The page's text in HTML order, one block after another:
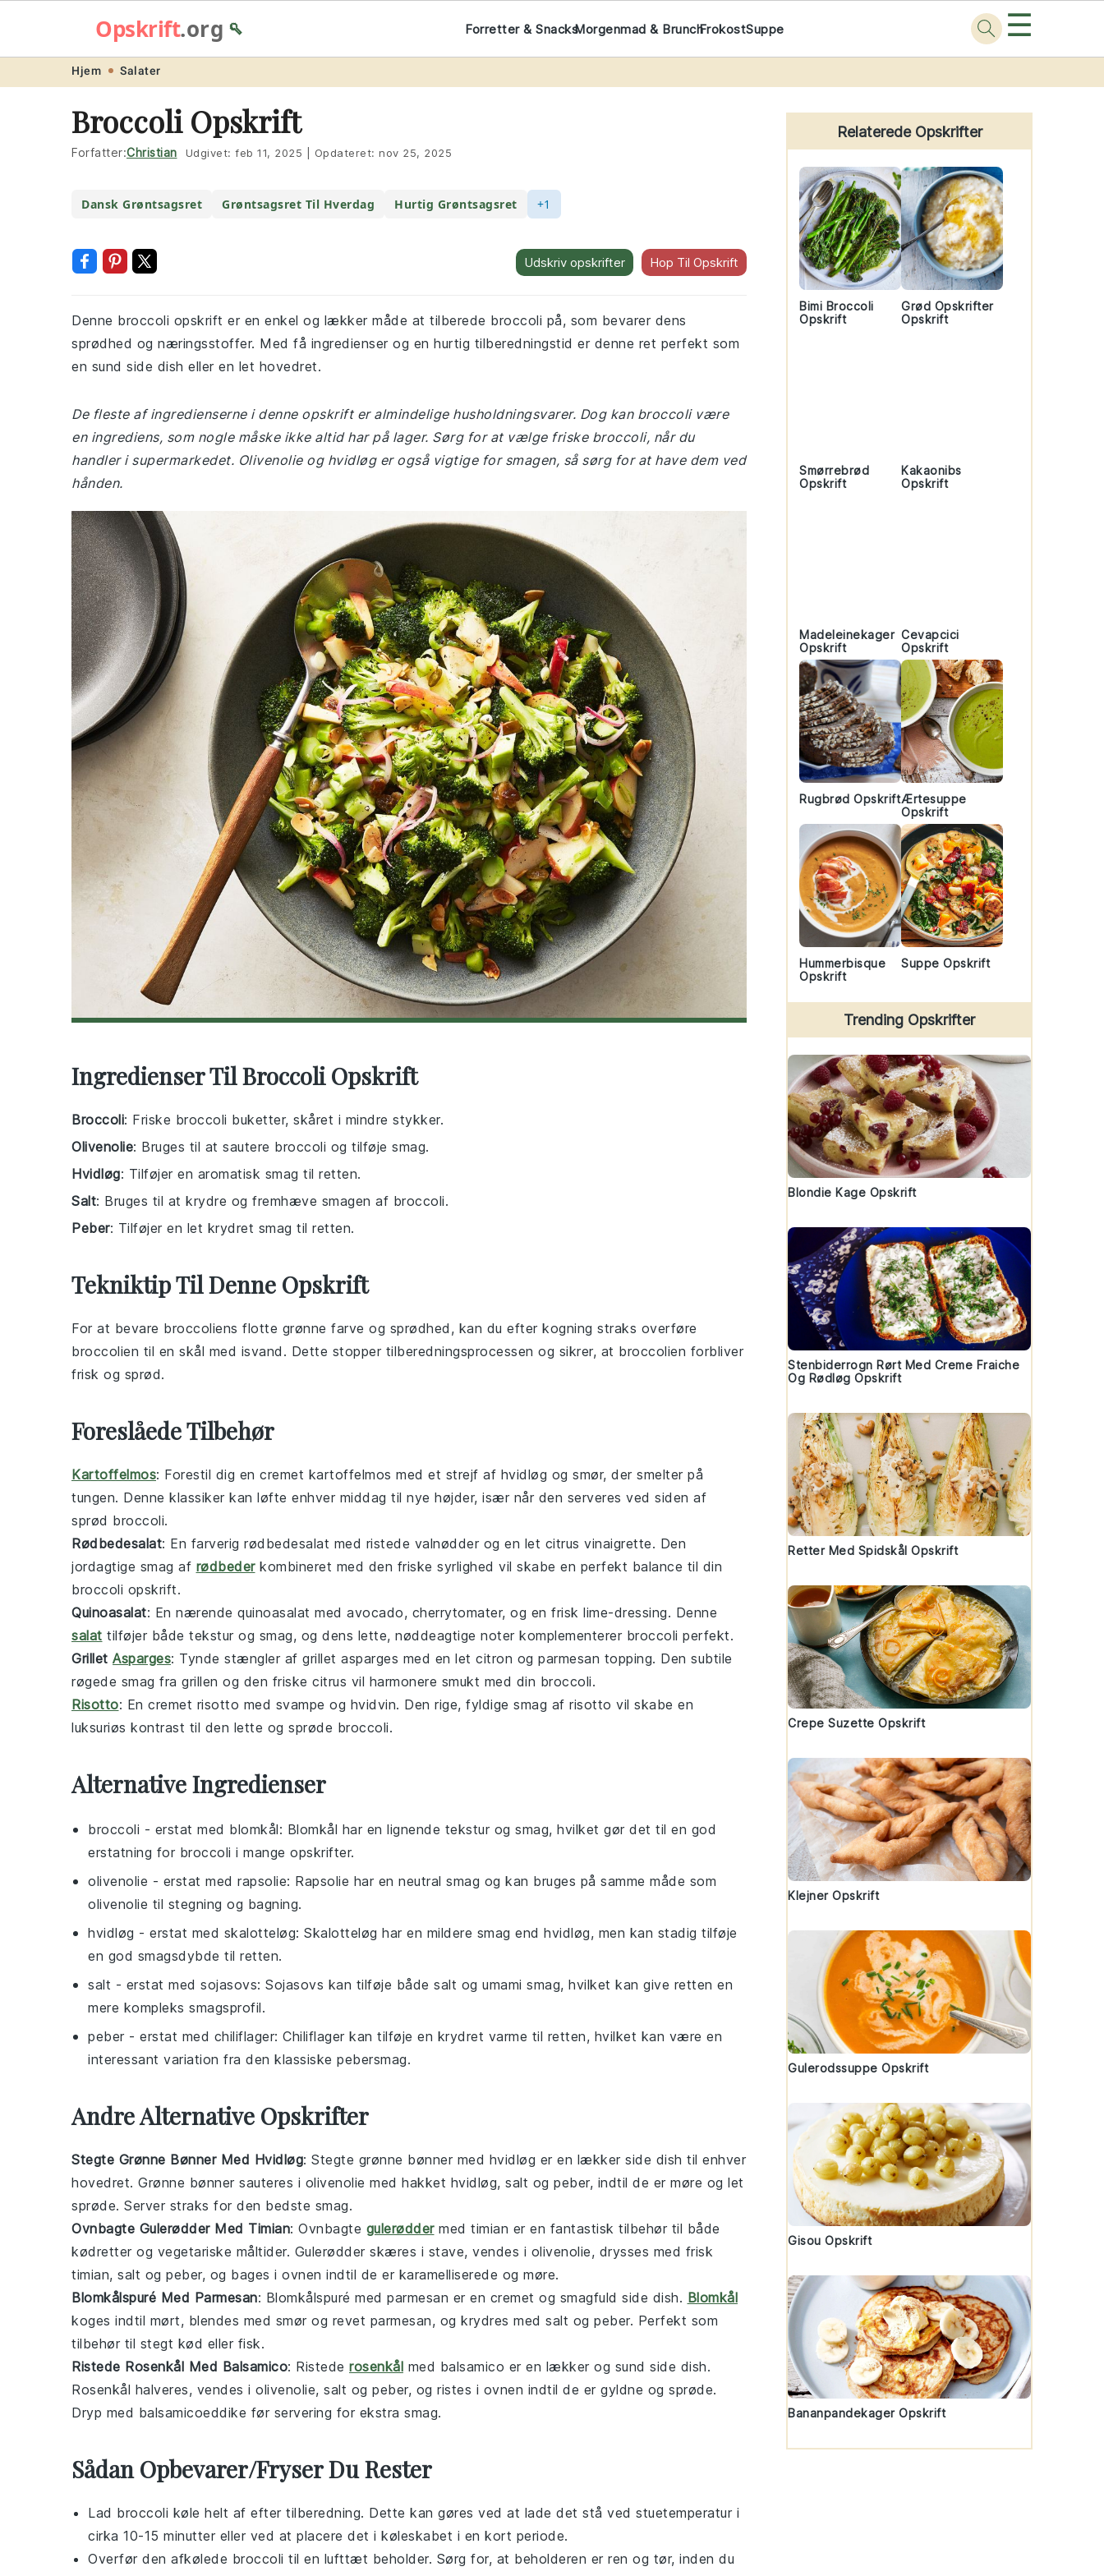
navigation
content
Opskrift.org🥄 Forretter & SnacksMorgenmad & BrunchFrokostSuppe ☰
Hjem Salater
Broccoli Opskrift
Forfatter:Christian Udgivet: feb 11, 2025 Opdateret: nov 25, 2025
Dansk Grøntsagsret Grøntsagsret Til Hverdag Hurtig Grøntsagsret +1
Udskriv opskrifter Hop Til Opskrift
Denne broccoli opskrift er en enkel og lækker måde at tilberede broccoli på, som bevarer dens
sprødhed og næringsstoffer. Med få ingredienser og en hurtig tilberedningstid er denne ret perfekt som
en sund side dish eller en let hovedret.
De fleste af ingredienserne i denne opskrift er almindelige husholdningsvarer. Dog kan broccoli være
en ingrediens, som nogle måske ikke altid har på lager. Sørg for at vælge friske broccoli, når du
handler i supermarkedet. Olivenolie og hvidløg er også vigtige for smagen, så sørg for at have dem ved
hånden.
Ingredienser Til Broccoli Opskrift
Broccoli: Friske broccoli buketter, skåret i mindre stykker.
Olivenolie: Bruges til at sautere broccoli og tilføje smag.
Hvidløg: Tilføjer en aromatisk smag til retten.
Salt: Bruges til at krydre og fremhæve smagen af broccoli.
Peber: Tilføjer en let krydret smag til retten.
Tekniktip Til Denne Opskrift
For at bevare broccoliens flotte grønne farve og sprødhed, kan du efter kogning straks overføre
broccolien til en skål med isvand. Dette stopper tilberedningsprocessen og sikrer, at broccolien forbliver
frisk og sprød.
Foreslåede Tilbehør
Kartoffelmos: Forestil dig en cremet kartoffelmos med et strejf af hvidløg og smør, der smelter på
tungen. Denne klassiker kan løfte enhver middag til nye højder, især når den serveres ved siden af
sprød broccoli.
Rødbedesalat: En farverig rødbedesalat med ristede valnødder og en let citrus vinaigrette. Den
jordagtige smag af rødbederkombineret med den friske syrlighed vil skabe en perfekt balance til din
broccoli opskrift.
Quinoasalat: En nærende quinoasalat med avocado, cherrytomater, og en frisk lime-dressing. Denne
salat tilføjer både tekstur og smag, og dens lette, nøddeagtige noter komplementerer broccoli perfekt.
Grillet Asparges: Tynde stængler af grillet asparges med en let citron og parmesan topping. Den subtile
røgede smag fra grillen og den friske citrus vil harmonere smukt med din broccoli.
Risotto: En cremet risotto med svampe og hvidvin. Den rige, fyldige smag af risotto vil skabe en
luksuriøs kontrast til den lette og sprøde broccoli.
Alternative Ingredienser
broccoli - erstat med blomkål: Blomkål har en lignende tekstur og smag, hvilket gør det til en god
erstatning for broccoli i mange opskrifter.
olivenolie - erstat med rapsolie: Rapsolie har en neutral smag og kan bruges på samme måde som
olivenolie til stegning og bagning.
hvidløg - erstat med skalotteløg: Skalotteløg har en mildere smag end hvidløg, men kan stadig tilføje
en god smagsdybde til retten.
salt - erstat med sojasovs: Sojasovs kan tilføje både salt og umami smag, hvilket kan give retten en
mere kompleks smagsprofil.
peber - erstat med chiliflager: Chiliflager kan tilføje en krydret varme til retten, hvilket kan være en
interessant variation fra den klassiske pebersmag.
Andre Alternative Opskrifter
Stegte Grønne Bønner Med Hvidløg: Stegte grønne bønner med hvidløg er en lækker side dish til enhver
hovedret. Grønne bønner sauteres i olivenolie med hakket hvidløg, salt og peber, indtil de er møre og let
sprøde. Server straks for den bedste smag.
Ovnbagte Gulerødder Med Timian: Ovnbagte gulerøddermed timian er en fantastisk tilbehør til både
kødretter og vegetariske måltider. Gulerødder skæres i stave, vendes i olivenolie, drysses med frisk
timian, salt og peber, og bages i ovnen indtil de er karamelliserede og møre.
Blomkålspuré Med Parmesan: Blomkålspuré med parmesan er en cremet og smagfuld side dish. Blomkål
koges indtil mørt, blendes med smør og revet parmesan, og krydres med salt og peber. Perfekt som
tilbehør til stegt kød eller fisk.
Ristede Rosenkål Med Balsamico: Ristede rosenkål med balsamico er en lækker og sund side dish.
Rosenkål halveres, vendes i olivenolie, salt og peber, og ristes i ovnen indtil de er gyldne og sprøde.
Dryp med balsamicoeddike før servering for ekstra smag.
Sådan Opbevarer/Fryser Du Rester
Lad broccoli køle helt af efter tilberedning. Dette kan gøres ved at lade det stå ved stuetemperatur i
cirka 10-15 minutter eller ved at placere det i køleskabet i en kort periode.
Overfør den afkølede broccoli til en lufttæt beholder. Sørg for, at beholderen er ren og tør, inden du
Primary
Sidebar
Relaterede Opskrifter
Bimi Broccoli
Opskrift
Grød Opskrifter
Opskrift
Smørrebrød
Opskrift
Kakaonibs
Opskrift
Madeleinekager
Opskrift
Cevapcici
Opskrift
Rugbrød OpskriftÆrtesuppe
Opskrift
Hummerbisque
Opskrift
Suppe Opskrift
Trending Opskrifter
Blondie Kage Opskrift
Stenbiderrogn Rørt Med Creme Fraiche
Og Rødløg Opskrift
Retter Med Spidskål Opskrift
Crepe Suzette Opskrift
Klejner Opskrift
Gulerodssuppe Opskrift
Gisou Opskrift
Bananpandekager Opskrift